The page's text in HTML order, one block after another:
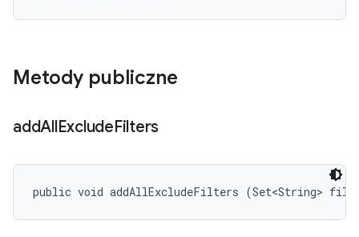
Metody publiczne
addAllExcludeFilters
public void addAllExcludeFilters (Set<String>